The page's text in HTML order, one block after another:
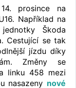
prosince na
Například na
Škoda
Cestující se tak
jízdu díky
Změny se
linku 458 mezi
nasazeny nové